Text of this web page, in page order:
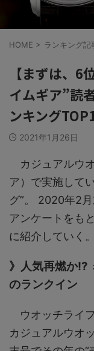
HOME > ランキング記
【まずは、6
イムギア”読
ンキング
2021年1月26日
カジュアルウ
ア）で実施して
グ”。 2020年2
アンケートをも
に紹介していく。
》人気再燃か!?
のランクイン
ウオッチライ
カジュアルウオ